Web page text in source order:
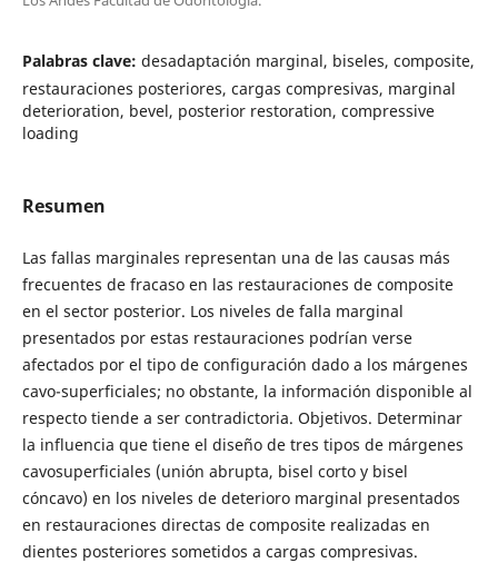
Palabras clave: desadaptación marginal, biseles, composite,
restauraciones posteriores, cargas compresivas, marginal
deterioration, bevel, posterior restoration, compressive
loading
Resumen
Las fallas marginales representan una de las causas más
frecuentes de fracaso en las restauraciones de composite
en el sector posterior. Los niveles de falla marginal
presentados por estas restauraciones podrían verse
afectados por el tipo de configuración dado a los márgenes
cavo-superficiales; no obstante, la información disponible al
respecto tiende a ser contradictoria. Objetivos. Determinar
la influencia que tiene el diseño de tres tipos de márgenes
cavosuperficiales (unión abrupta, bisel corto y bisel
cóncavo) en los niveles de deterioro marginal presentados
en restauraciones directas de composite realizadas en
dientes posteriores sometidos a cargas compresivas.